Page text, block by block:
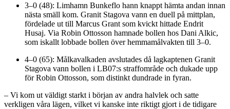
3–0 (48): Limhamn Bunkeflo hann knappt hämta andan innan
nästa smäll kom. Granit Stagova vann en duell på mittplan,
fördelade ut till Marcus Grant som kvickt hittade Endrit
Husaj. Via Robin Ottosson hamnade bollen hos Dani Alkic,
som iskallt lobbade bollen över hemmamålvakten till 3–0.
4–0 (65): Målkavalkaden avslutades då lagkaptenen Granit
Stagova vann bollen i LB07:s straffområde och dukade upp
för Robin Ottosson, som distinkt dundrade in fyran.
– Vi kom ut väldigt starkt i början av andra halvlek och satte
verkligen våra lägen, vilket vi kanske inte riktigt gjort i de tidigare